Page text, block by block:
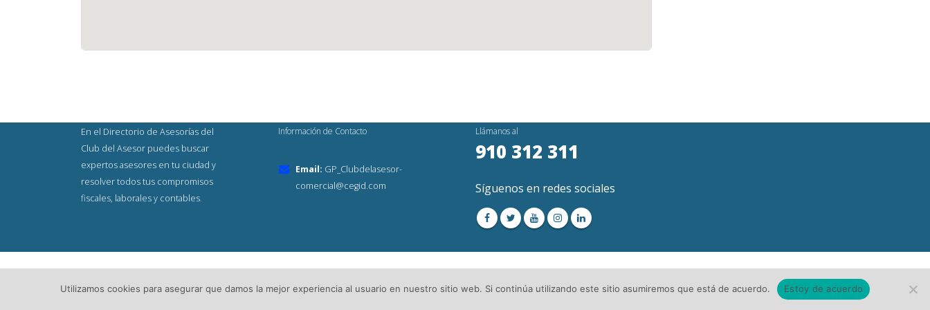
En el Directorio de Asesorías del
Club del Asesor puedes buscar
expertos asesores en tu ciudad y
resolver todos tus compromisos
fiscales, laborales y contables.
Información de Contacto
Email: GP_Clubdelasesor-
comercial@cegid.com
Llámanos al
910 312 311
Síguenos en redes sociales
Utilizamos cookies para asegurar que damos la mejor experiencia al usuario en nuestro sitio web. Si continúa utilizando este sitio asumiremos que está de acuerdo. Estoy de acuerdo